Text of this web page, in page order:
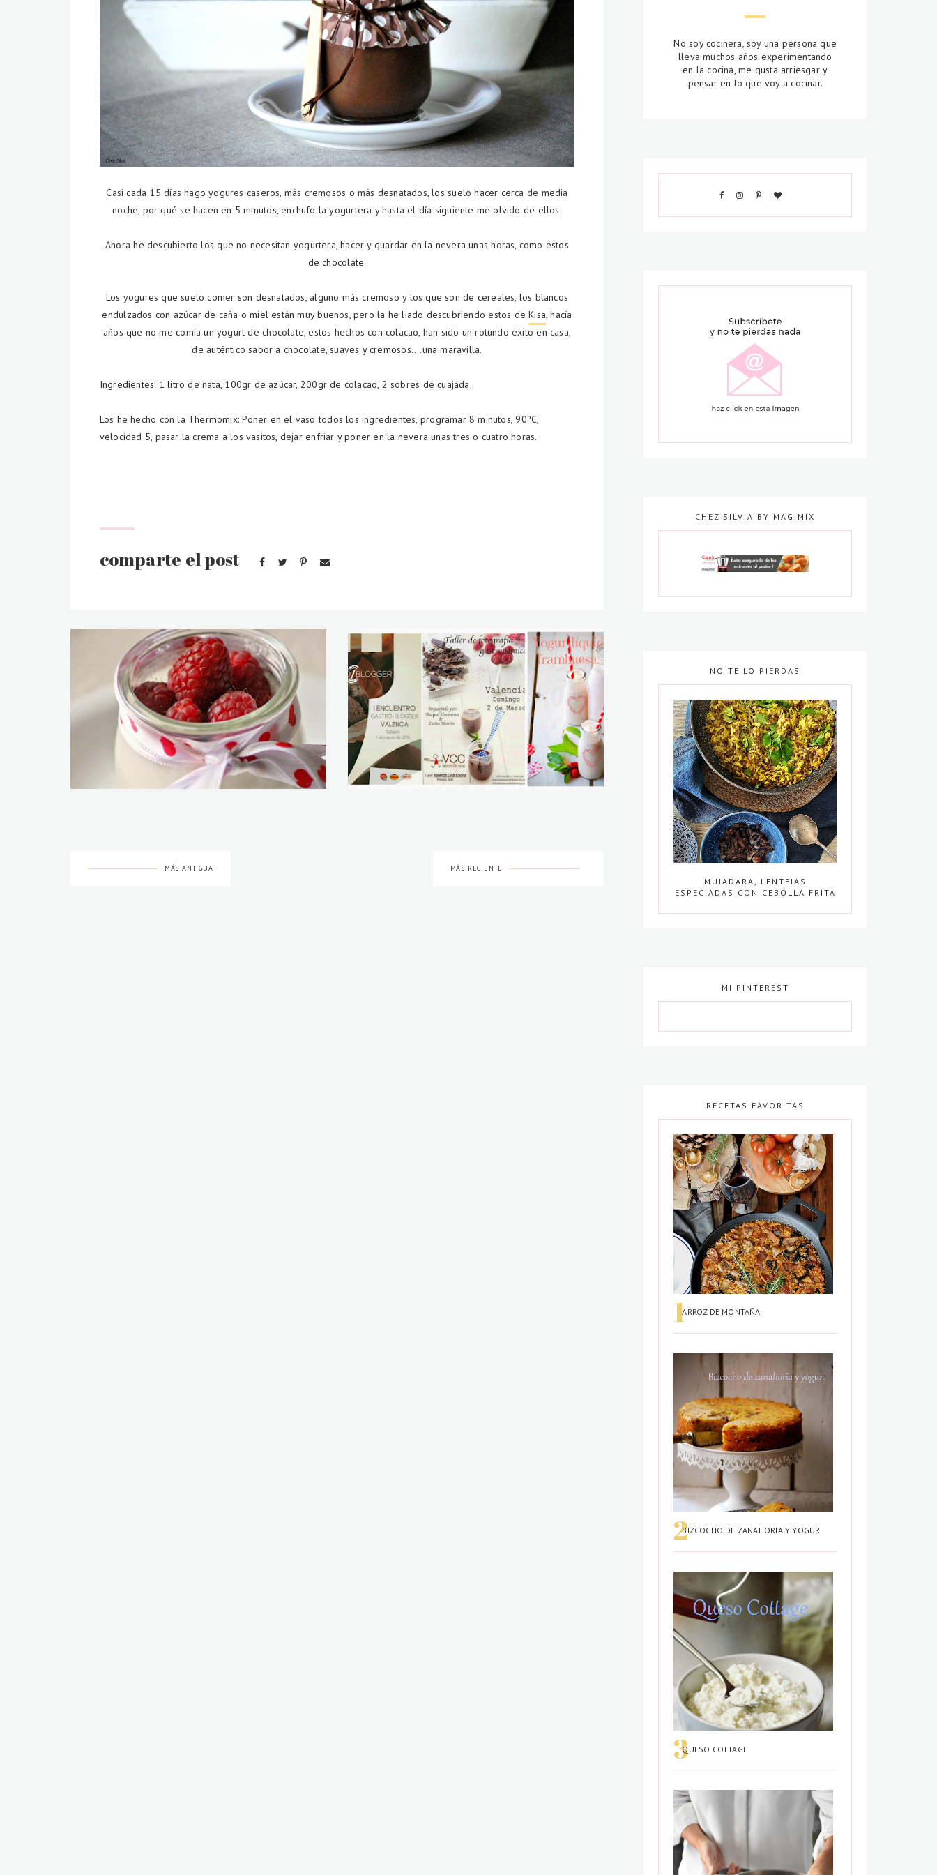
Casi cada 15 días hago yogures caseros, más cremosos o más desnatados, los suelo hacer cerca de media
noche, por qué se hacen en 5 minutos, enchufo la yogurtera y hasta el día siguiente me olvido de ellos.
Ahora he descubierto los que no necesitan yogurtera, hacer y guardar en la nevera unas horas, como estos
de chocolate.
Los yogures que suelo comer son desnatados, alguno más cremoso y los que son de cereales, los blancos
endulzados con azúcar de caña o miel están muy buenos, pero la he liado descubriendo estos deKisa, hacía
años que no me comía un yogurt de chocolate, estos hechos con colacao, han sido un rotundo éxito en casa,
de auténtico sabor a chocolate, suaves y cremosos....una maravilla.
Ingredientes: 1 litro de nata, 100gr de azúcar, 200gr de colacao, 2 sobres de cuajada.
Los he hecho con la Thermomix: Poner en el vaso todos los ingredientes, programar 8 minutos, 90ºC,
velocidad 5, pasar la crema a los vasitos, dejar enfriar y poner en la nevera unas tres o cuatro horas.
MÁS ANTIGUA MÁS RECIENTE
No soy cocinera, soy una persona que
lleva muchos años experimentando
en la cocina, me gusta arriesgar y
pensar en lo que voy a cocinar.
CHEZ SILVIA BY MAGIMIX
NO TE LO PIERDAS
MUJADARA, LENTEJAS
ESPECIADAS CON CEBOLLA FRITA
MI PINTEREST
RECETAS FAVORITAS
ARROZ DE MONTAÑA
BIZCOCHO DE ZANAHORIA Y YOGUR
QUESO COTTAGE